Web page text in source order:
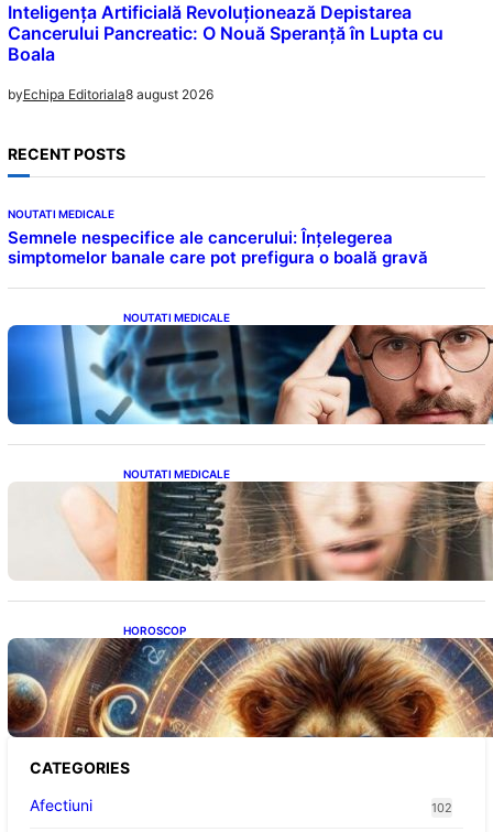
Inteligența Artificială Revoluționează Depistarea
Cancerului Pancreatic: O Nouă Speranță în Lupta cu
Boala
byEchipa Editoriala8 august 2026
RECENT POSTS
NOUTATI MEDICALE
Semnele nespecifice ale cancerului: Înțelegerea
simptomelor banale care pot prefigura o boală gravă
NOUTATI MEDICALE
Inteligența dincolo de note: Semnele unui IQ
ridicat care nu țin de școală
NOUTATI MEDICALE
Semnele unei deficiențe de proteine:
Impactul asupra sănătății tale
HOROSCOP
Portalul Leului 8/8: Oportunități de
Abundență pentru Cinci Zodii în 2026
CATEGORIES
Afectiuni
102